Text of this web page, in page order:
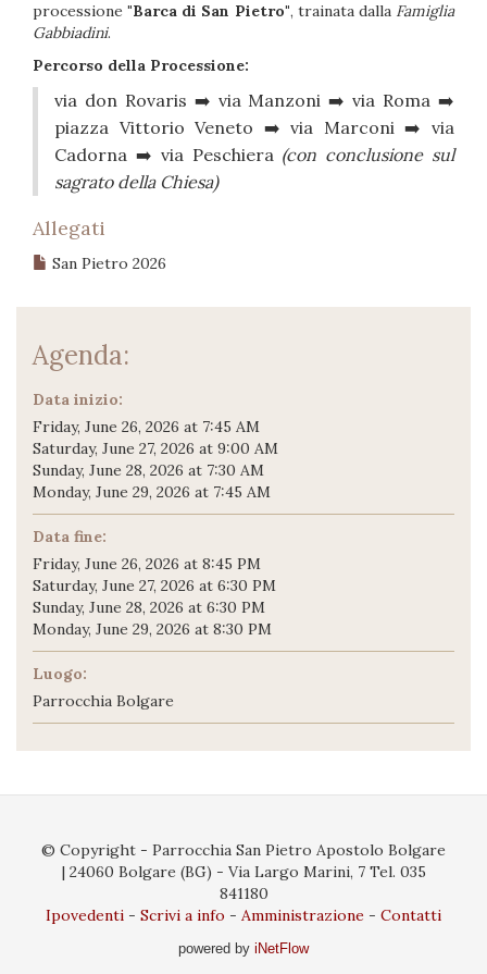
processione"Barca di San Pietro", trainata dalla Famiglia
Gabbiadini.
Percorso della Processione:
via don Rovaris ➡️ via Manzoni ➡️ via Roma ➡️
piazza Vittorio Veneto ➡️ via Marconi ➡️ via
Cadorna ➡️ via Peschiera (con conclusione sul
sagrato della Chiesa)
Allegati
San Pietro 2026
Agenda:
Data inizio:
Friday, June 26, 2026 at 7:45 AM
Saturday, June 27, 2026 at 9:00 AM
Sunday, June 28, 2026 at 7:30 AM
Monday, June 29, 2026 at 7:45 AM
Data fine:
Friday, June 26, 2026 at 8:45 PM
Saturday, June 27, 2026 at 6:30 PM
Sunday, June 28, 2026 at 6:30 PM
Monday, June 29, 2026 at 8:30 PM
Luogo:
Parrocchia Bolgare
© Copyright - Parrocchia San Pietro Apostolo Bolgare
| 24060 Bolgare (BG) - Via Largo Marini, 7 Tel. 035
841180
Ipovedenti
Scrivi a info Amministrazione Contatti
powered by iNetFlow